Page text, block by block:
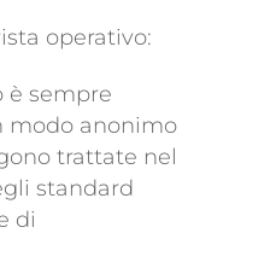
operativo:
è sempre
modo anonimo
trattate nel
standard
di